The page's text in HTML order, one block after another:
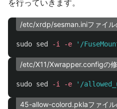
を行っていきます。
/etc/xrdp/sesman.iniファイル
sudo sed -i -e '/
/etc/X11/Xwrapper.configの
sudo sed -i -e '/
45-allow-colord.pklaファイル